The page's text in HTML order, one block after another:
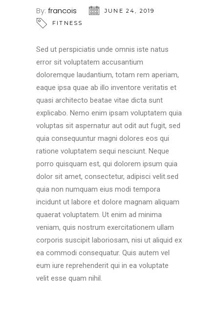
By: francois
JUNE 24, 2019
FITNESS
Sed ut perspiciatis unde omnis iste natus
error sit voluptatem accusantium
doloremque laudantium, totam rem aperiam,
eaque ipsa quae ab illo inventore veritatis et
quasi architecto beatae vitae dicta sunt
explicabo. Nemo enim ipsam voluptatem quia
voluptas sit aspernatur aut odit aut fugit, sed
quia consequuntur magni dolores eos qui
ratione voluptatem sequi nesciunt. Neque
porro quisquam est, qui dolorem ipsum quia
dolor sit amet, consectetur, adipisci velit.sed
quia non numquam eius modi tempora
incidunt ut labore et dolore magnam aliquam
quaerat voluptatem. Ut enim ad minima
veniam, quis nostrum exercitationem ullam
corporis suscipit laboriosam, nisi ut aliquid ex
ea commodi consequatur. Quis autem vel
eum iure reprehenderit qui in ea voluptate
velit esse quam nihil.